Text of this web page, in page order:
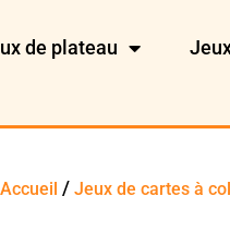
de plateau
Accueil /Jeux de cartes à